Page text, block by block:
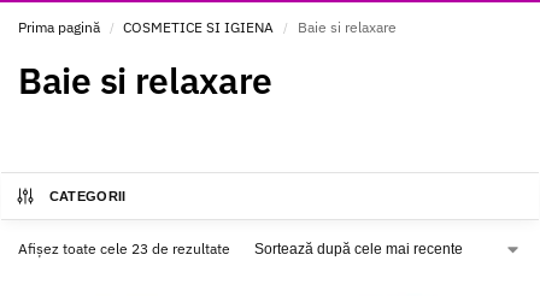
Prima pagină / COSMETICE SI IGIENA / Baie si relaxare
Baie si relaxare
CATEGORII
Afișez toate cele 23 de rezultate